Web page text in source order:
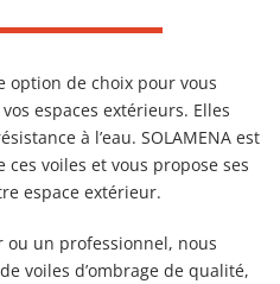
option de choix pour vous
espaces extérieurs. Elles
à l’eau. SOLAMENA est
voiles et vous propose ses
espace extérieur.
ou un professionnel, nous
voiles d’ombrage de qualité,